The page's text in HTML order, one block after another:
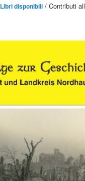
Libri disponibili / Contributi